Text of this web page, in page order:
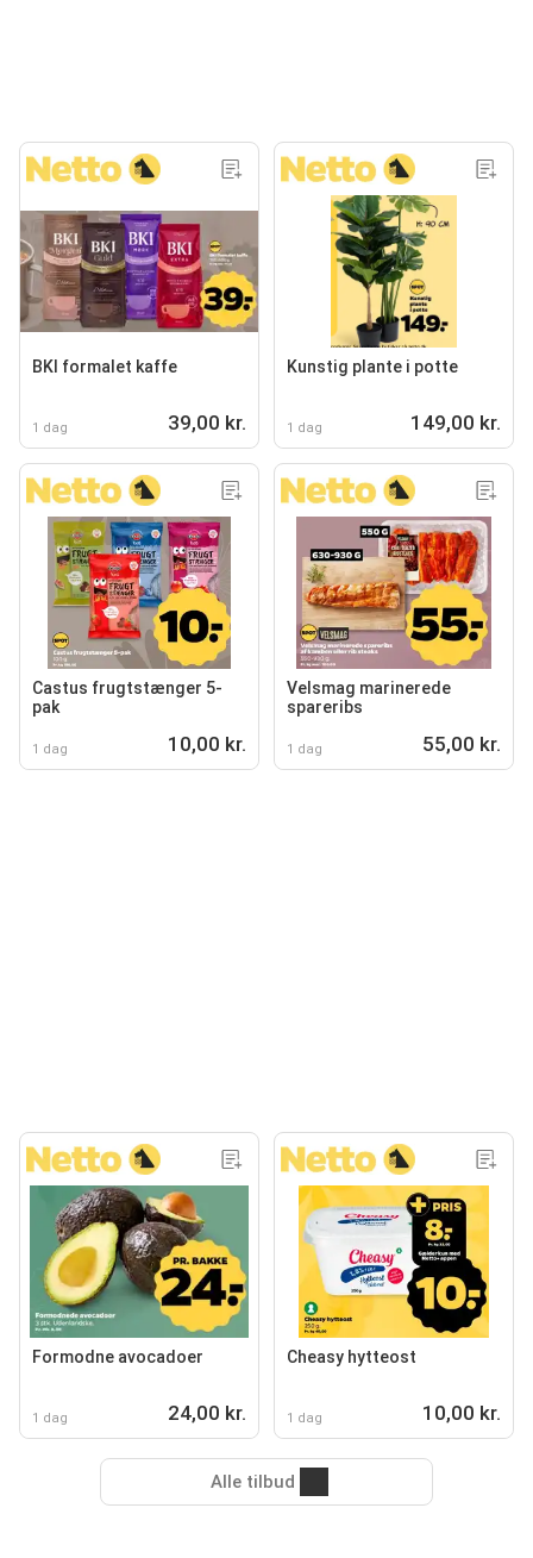
BKI formalet kaffe
1 dag 39,00 kr.
Kunstig plante i potte
1 dag 149,00 kr.
Castus frugtstænger 5-
pak
1 dag 10,00 kr.
Velsmag marinerede
spareribs
1 dag 55,00 kr.
Formodne avocadoer
1 dag 24,00 kr.
Cheasy hytteost
1 dag 10,00 kr.
Alle tilbud